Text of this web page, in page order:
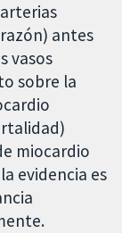
antes
vasos
sobre la
miocardio
evidencia es